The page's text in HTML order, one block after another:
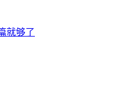
就够了